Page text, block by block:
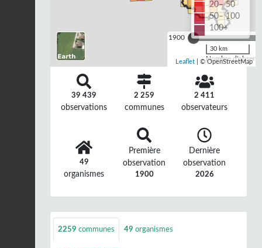
1900
Nombre
20– 50
50– 100
100+
30 km
Leaflet | © OpenStreetMap
39 439
observations
2 259
communes
2 411
observateurs
49
organismes
Première
observation
1900
Dernière
observation
2026
2259 communes 49 organismes